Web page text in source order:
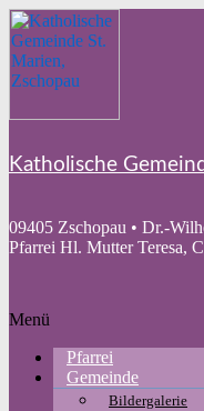
Zum
Inhalt
springen
Katholische
09405 Zschopau • Dr.-
Pfarrei Hl. Mutter Teresa,
Menü
Pfarrei
Gemeinde
Bildergalerie